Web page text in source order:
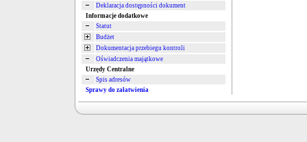
Deklaracja dostępności dokument
Informacje dodatkowe
Statut
Budżet
Dokumentacja przebiegu kontroli
Oświadczenia majątkowe
Urzędy Centralne
Spis adresów
Sprawy do załatwienia